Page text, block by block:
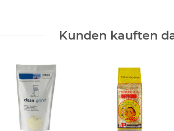
Kunden kauften